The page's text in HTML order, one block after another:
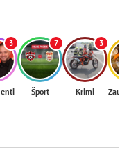
3 7
Šport
3
Krimi